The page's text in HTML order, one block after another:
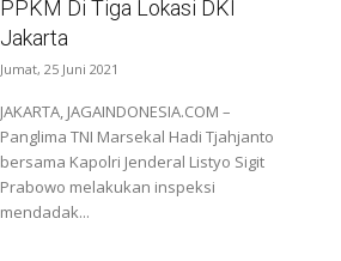
PPKM Di Tiga Lokasi DKI
Jakarta
Jumat, 25 Juni 2021
JAKARTA, JAGAINDONESIA.COM –
Panglima TNI Marsekal Hadi Tjahjanto
bersama Kapolri Jenderal Listyo Sigit
Prabowo melakukan inspeksi
mendadak...